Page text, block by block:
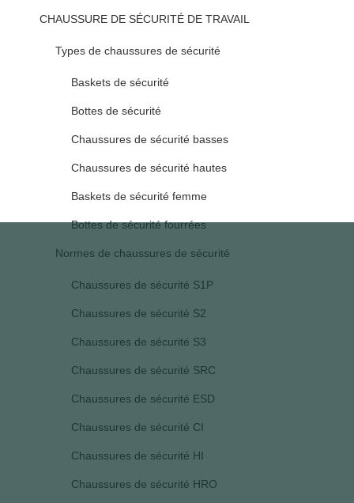
CHAUSSURE DE SÉCURITÉ DE TRAVAIL
Types de chaussures de sécurité
Baskets de sécurité
Bottes de sécurité
Chaussures de sécurité basses
Chaussures de sécurité hautes
Baskets de sécurité femme
Bottes de sécurité fourrées
Normes de chaussures de sécurité
Chaussures de sécurité S1P
Chaussures de sécurité S2
Chaussures de sécurité S3
Chaussures de sécurité SRC
Chaussures de sécurité ESD
Chaussures de sécurité CI
Chaussures de sécurité HI
Chaussures de sécurité HRO